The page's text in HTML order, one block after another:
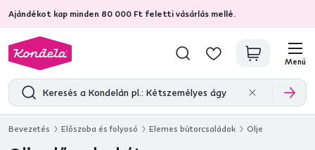
Ajándékot kap minden 80 000 Ft feletti vásárlás mellé.
4,7 31 285 ellenőrzött termékértékelések
Menü
Bevezetés Előszoba és folyosó Elemes bútorcsaládok Olje